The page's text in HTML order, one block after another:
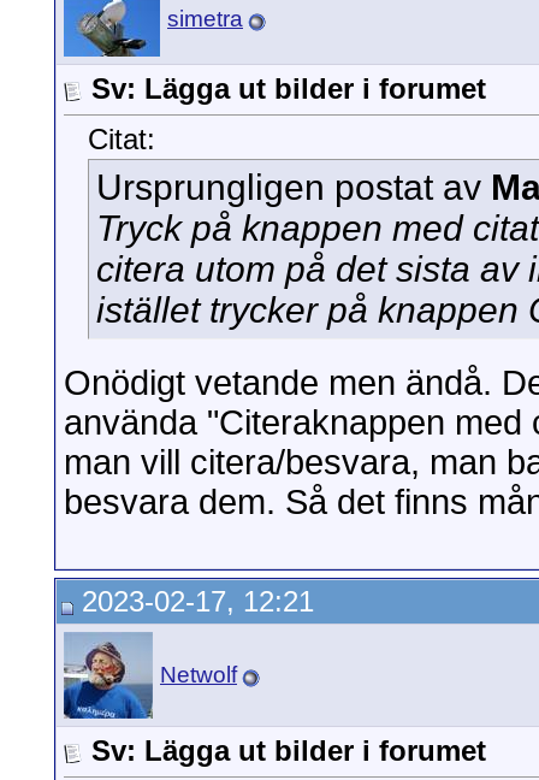
simetra
Sv: Lägga ut bilder i forumet
Citat:
Ursprungligen postat av
Tryck på knappen med
citera utom på det sista av
istället trycker på knappen
Onödigt vetande men ändå.
använda "Citeraknappen
man vill citera/besvara, man
besvara dem. Så det finns
2023-02-17, 12:21
Netwolf
Sv: Lägga ut bilder i forumet